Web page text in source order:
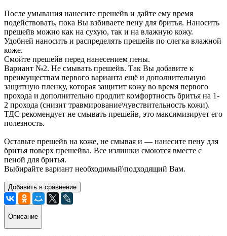
После умывания нанесите прешейв и дайте ему время
подействовать, пока Вы взбиваете пену для бритья. Наносить
прешейв можно как на сухую, так и на влажную кожу.
Удобней наносить и распределять прешейв по слегка влажной
коже.
Смойте прешейв перед нанесением пены.
Вариант №2. Не смывать прешейв. Так Вы добавите к
преимуществам первого варианта ещё и дополнительную
защитную пленку, которая защитит кожу во время первого
прохода и дополнительно продлит комфортность бритья на 1-
2 прохода (снизит травмирование\чувствительность кожи).
ТДС рекомендует не смывать прешейв, это максимизирует его
полезность.
Оставьте прешейв на коже, не смывая и — нанесите пену для
бритья поверх прешейва. Все излишки смоются вместе с
пеной для бритья.
Выбирайте вариант необходимый\подходящий Вам.
Добавить в сравнение
Описание